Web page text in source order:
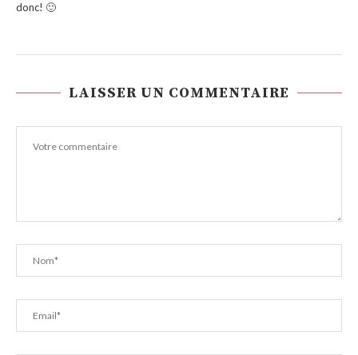
donc! 🙂
LAISSER UN COMMENTAIRE